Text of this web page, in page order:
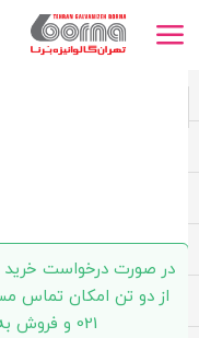
در صورت درخواست خرید
021 و فروش به صورت عمده نیز وجود دارد.